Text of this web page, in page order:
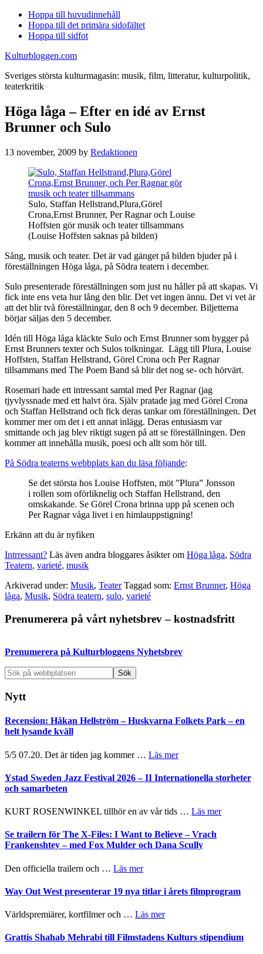
Hoppa till huvudinnehåll
Hoppa till det primära sidofältet
Hoppa till sidfot
Kulturbloggen.com
Sveriges största kulturmagasin: musik, film, litteratur, kulturpolitik,
teaterkritik
Höga låga – Efter en idé av Ernst
Brunner och Sulo
13 november, 2009 by Redaktionen
Sulo, Staffan Hellstrand,Plura,Görel
Crona,Ernst Brunner, Per Ragnar och Louise
Hoffsten gör musik och teater tillsammans
(Louise Hoffsten saknas på bilden)
Sång, musik och teater. Det är vad gänget på bilden bjuder på i
föreställningen Höga låga, på Södra teatern i december.
Sulo presenterade föreställningen som just nu håller på att skapas. Vi
fick inte ens veta hur lång den blir. Det vet ingen ännu. Det vi vet är
att det blir två föreställningar, den 8 och 9 december. Biljetterna
börjar säljas den 5 december.
Idén till Höga låga kläckte Sulo och Ernst Brunner som bygger på
Ernst Brunners texter och Sulos tolkningar. Lägg till Plura, Louise
Hoffsten, Staffan Hellstrand, Görel Crona och Per Ragnar
tillsammans med The Poem Band så blir det nog se- och hörvärt.
Rosemari hade ett intressant samtal med Per Ragnar (jag
tjyvlyssnade med ett halvt öra. Själv pratade jag med Görel Crona
och Staffan Hellstrand och fick deras tankar om föreställningen. Det
kommer mer om det i ett annat inlägg. Deras entusiasm var
smittande och jag blev riktigt sugen på att se föreställningen. Den
kommer att innehålla musik, poesi och allt som hör till.
På Södra teaterns webbplats kan du läsa följande:
Se det största hos Louise Hoffsten, möt ”Plura” Jonsson
i rollen som oförliknelig och Staffan Hellstrand, den
omskakande. Se Görel Crona brinna upp på scenen och
Per Ragnar våga livet i en himlauppstigning!
Erkänn att du är nyfiken
Intrressant? Läs även andra bloggares åsikter om Höga låga, Södra
Teatern, varieté, musik
Arkiverad under: Musik, Teater Taggad som: Ernst Brunner, Höga
låga, Musik, Södra teatern, sulo, varieté
Primärt
Prenumerera på vårt nyhetsbrev – kostnadsfritt
Prenumerera på Kulturbloggens Nyhetsbrev
Sök
på
webbplatsen
Nytt
Recension: Håkan Hellström – Huskvarna Folkets Park – en
helt lysande kväll
5/5 07.20. Det är tiden jag kommer … Läs merom
Håkan
Huskvarna
Folkets
–
en
Ystad Sweden Jazz Festival 2026 – II Internationella storheter
och samarbeten
KURT ROSENWINKEL tillhör en av vår tids … Läs merom
Se trailern för The X-Files: I Want to Believe – Vrach
Frankenshtey – med Fox Mulder och Dana Scully
Den officiella trailern och … Läs merom
trailern
The
X-
I
Way Out West presenterar 19 nya titlar i årets filmprogram
Världspremiärer, kortfilmer och … Läs merom
Out
Grattis Shahab Mehrabi till Filmstadens Kulturs stipendium